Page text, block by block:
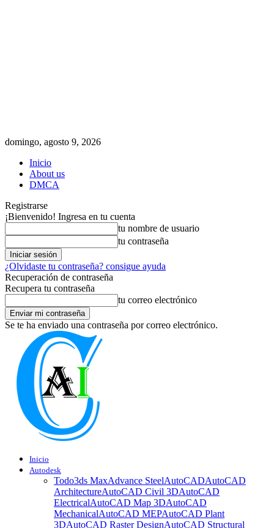
domingo, agosto 9, 2026
Inicio
About us
DMCA
Registrarse
¡Bienvenido! Ingresa en tu cuenta
tu nombre de usuario
tu contraseña
¿Olvidaste tu contraseña? consigue ayuda
Recuperación de contraseña
Recupera tu contraseña
tu correo electrónico
Se te ha enviado una contraseña por correo electrónico.
Inicio
Autodesk
Todo3ds MaxAdvance SteelAutoCADAutoCAD
ArchitectureAutoCAD Civil 3DAutoCAD
ElectricalAutoCAD Map 3DAutoCAD
MechanicalAutoCAD MEPAutoCAD Plant
3DAutoCAD Raster DesignAutoCAD Structural